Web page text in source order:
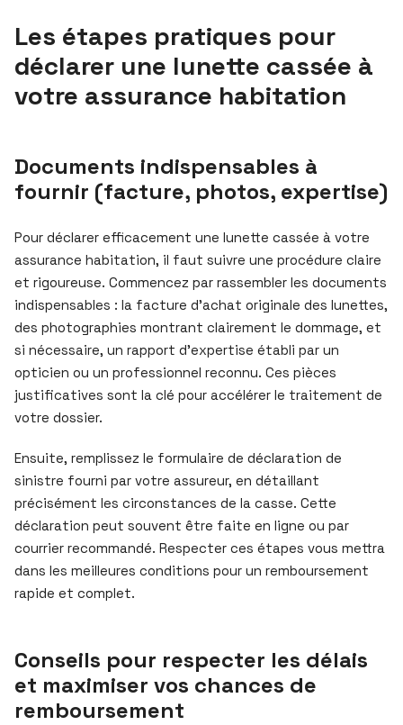
Les étapes pratiques pour
déclarer une lunette cassée à
votre assurance habitation
Documents indispensables à
fournir (facture, photos, expertise)
Pour déclarer efficacement une lunette cassée à votre
assurance habitation, il faut suivre une procédure claire
et rigoureuse. Commencez par rassembler les documents
indispensables : la facture d’achat originale des lunettes,
des photographies montrant clairement le dommage, et
si nécessaire, un rapport d’expertise établi par un
opticien ou un professionnel reconnu. Ces pièces
justificatives sont la clé pour accélérer le traitement de
votre dossier.
Ensuite, remplissez le formulaire de déclaration de
sinistre fourni par votre assureur, en détaillant
précisément les circonstances de la casse. Cette
déclaration peut souvent être faite en ligne ou par
courrier recommandé. Respecter ces étapes vous mettra
dans les meilleures conditions pour un remboursement
rapide et complet.
Conseils pour respecter les délais
et maximiser vos chances de
remboursement